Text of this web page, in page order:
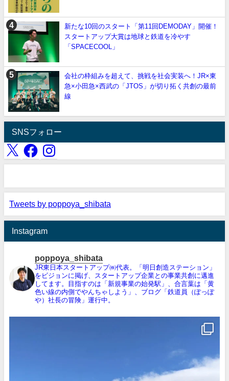
新たな10回のスタート「第11回DEMODAY」開催！
スタートアップ大賞は地球と鉄道を冷やす
「SPACECOOL」
会社の枠組みを超えて、挑戦を社会実装へ！JR×東
急×小田急×西武の「JTOS」が切り拓く共創の最前
線
SNSフォロー
Tweets by poppoya_shibata
Instagram
poppoya_shibata
JR東日本スタートアップ㈱代表。「明日創造ステーション」
をビジョンに掲げ、スタートアップ企業との事業共創に邁進
してます。目指すのは「新規事業の始発駅」、合言葉は「黄
色い線の内側でやんちゃしよう」、ブログ「鉄道員（ぽっぽ
や）社長の冒険」運行中。